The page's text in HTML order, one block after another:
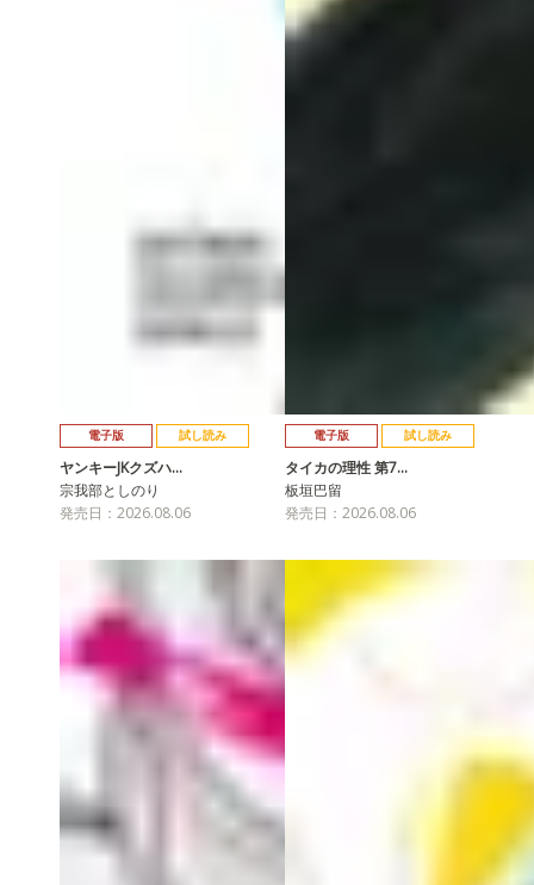
電子版 試し読み
ヤンキーJKクズハ…
宗我部としのり
発売日：2026.08.06
電子版 試し読み
タイカの理性 第7…
板垣巴留
発売日：2026.08.06